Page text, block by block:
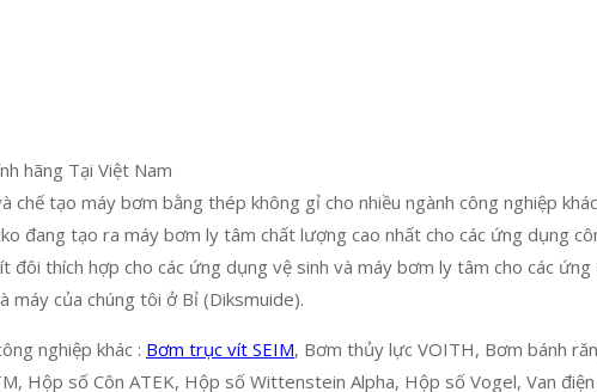
hãng Tại Việt Nam
tạo máy bơm bằng thép không gỉ cho nhiều ngành công nghiệp
đang tạo ra máy bơm ly tâm chất lượng cao nhất cho các ứng dụng
thích hợp cho các ứng dụng vệ sinh và máy bơm ly tâm cho các
máy của chúng tôi ở Bỉ (Diksmuide).
nghiệp khác : Bơm trục vít SEIM, Bơm thủy lực VOITH, Bơm bánh
Hộp số Côn ATEK, Hộp số Wittenstein Alpha, Hộp số Vogel, Van